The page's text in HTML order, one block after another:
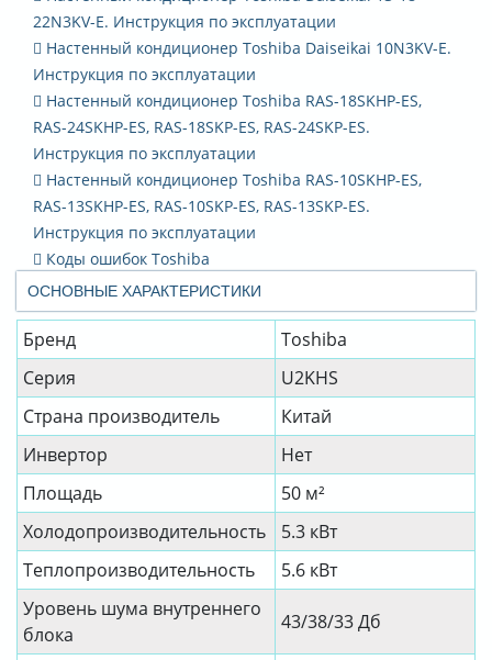
ОСНОВНЫЕ ХАРАКТЕРИСТИКИ
Бренд
Toshiba
Серия
U2KHS
Страна производитель
Китай
Инвертор
Нет
Площадь
50 м²
Холодопроизводительность
5.3 кВт
Теплопроизводительность
5.6 кВт
Уровень шума внутреннего
блока
43/38/33 Дб
22N3KV-E. Инструкция по эксплуатации
Настенный кондиционер Toshiba Daiseikai 10N3KV-E.
Инструкция по эксплуатации
Настенный кондиционер Toshiba RAS-18SKHP-ES,
RAS-24SKHP-ES, RAS-18SKP-ES, RAS-24SKP-ES.
Инструкция по эксплуатации
Настенный кондиционер Toshiba RAS-10SKHP-ES,
RAS-13SKHP-ES, RAS-10SKP-ES, RAS-13SKP-ES.
Инструкция по эксплуатации
Коды ошибок Toshiba